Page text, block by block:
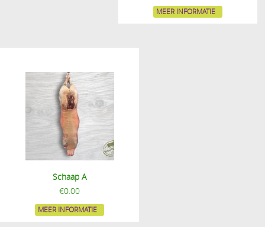
MEER INFORMATIE
Schaap A
€0.00
MEER INFORMATIE